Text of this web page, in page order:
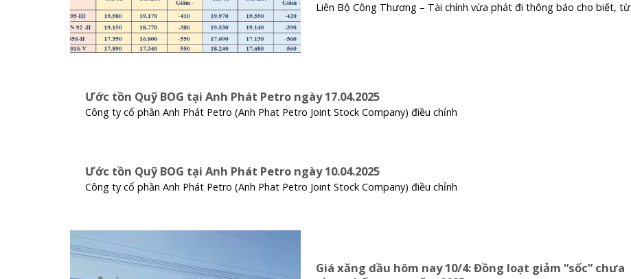
Liên Bộ Công Thương – Tài chính vừa phát đi thông báo cho biết, từ
Ước tồn Quỹ BOG tại Anh Phát Petro ngày 17.04.2025
Công ty cổ phần Anh Phát Petro (Anh Phat Petro Joint Stock Company) điều chỉnh
Ước tồn Quỹ BOG tại Anh Phát Petro ngày 10.04.2025
Công ty cổ phần Anh Phát Petro (Anh Phat Petro Joint Stock Company) điều chỉnh
Giá xăng dầu hôm nay 10/4: Đồng loạt giảm “sốc” chưa